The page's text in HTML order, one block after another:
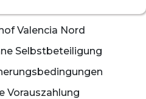
Valencia Nord
Selbstbeteiligung
Vorauszahlung